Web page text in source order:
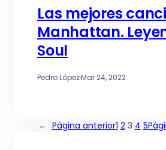
Las mejores
Manhattan.
Soul
Pedro López·Mar 24, 2022
← Página anterior1 2 3 4 5